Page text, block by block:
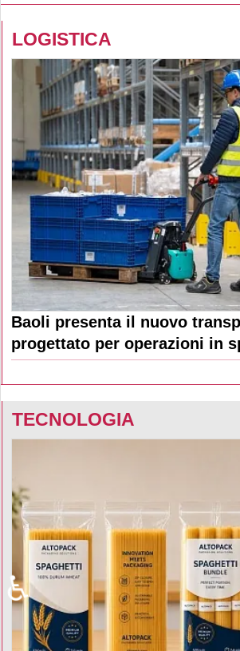
LOGISTICA
Baoli presenta il nuovo
progettato per operazioni in
TECNOLOGIA